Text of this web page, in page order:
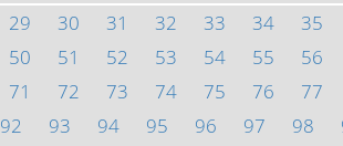
29 30 31 32 33 34 35
50 51 52 53 54 55 56
71 72 73 74 75 76 77
92 93 94 95 96 97 98